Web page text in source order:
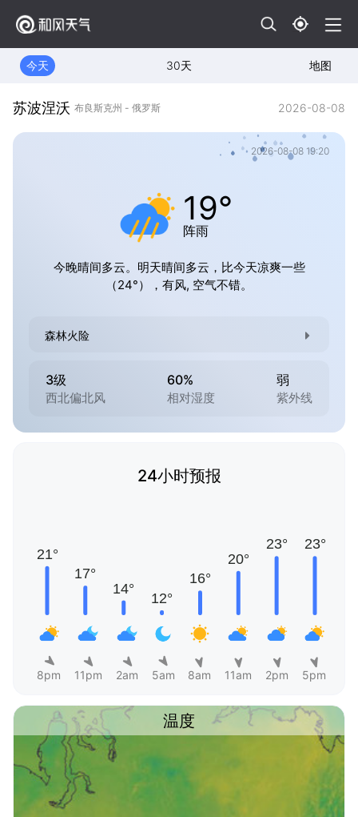
今天 30天 地图
苏波涅沃 布良斯克州 - 俄罗斯 2026-08-08
2026-08-08 19:20
19°
阵雨
今晚晴间多云。明天晴间多云，比今天凉爽一些
（24°），有风, 空气不错。
森林火险
3级
西北偏北风
60%
相对湿度
弱
紫外线
24小时预报
8pm 11pm 2am 5am 8am 11am 2pm 5pm
温度